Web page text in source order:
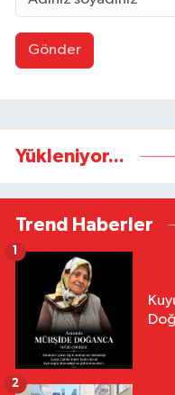
Gönder
Yükleniyor...
Trend Haberler
1
2